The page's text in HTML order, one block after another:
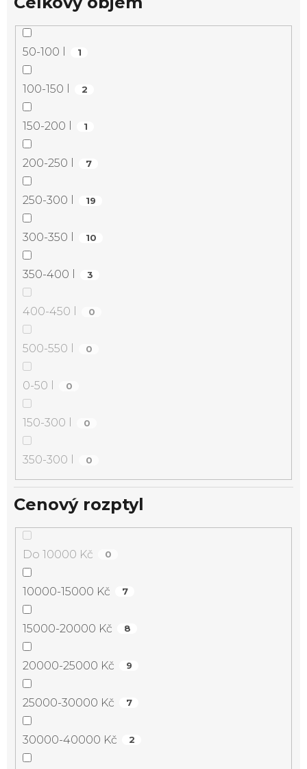
50-100 l 1
100-150 l 2
150-200 l 1
200-250 l 7
250-300 l 19
300-350 l 10
350-400 l 3
400-450 l 0
500-550 l 0
0-50 l 0
150-300 l 0
350-300 l 0
Cenový rozptyl
Do 10000 Kč 0
10000-15000 Kč 7
15000-20000 Kč 8
20000-25000 Kč 9
25000-30000 Kč 7
30000-40000 Kč 2